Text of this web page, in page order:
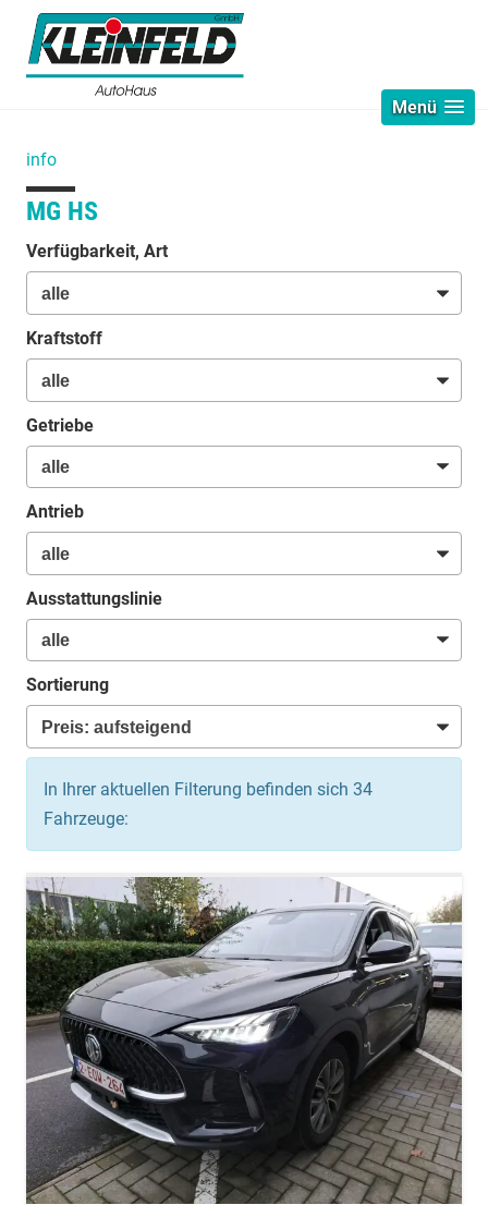
Menü
info
MG HS
Verfügbarkeit, Art
Kraftstoff
Getriebe
Antrieb
Ausstattungslinie
Sortierung
In Ihrer aktuellen Filterung befinden sich 34
Fahrzeuge: